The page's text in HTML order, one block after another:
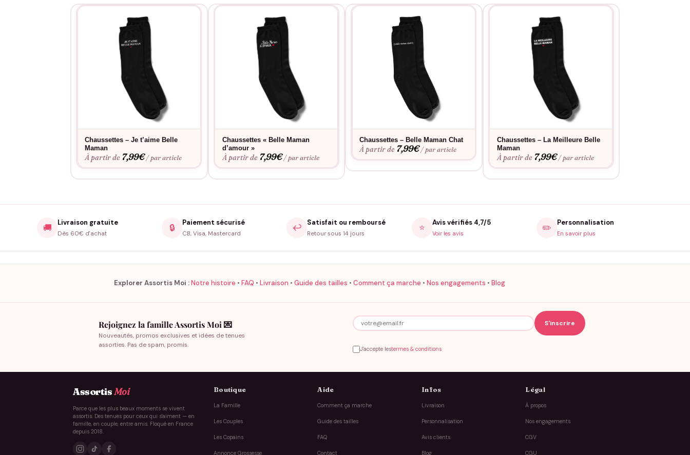
Chaussettes – Je t’aime Belle
Maman
À partir de 7,99€ / par article
Chaussettes « Belle Maman
d’amour »
À partir de 7,99€ / par article
Chaussettes – Belle Maman Chat
À partir de 7,99€ / par article
Chaussettes – La Meilleure Belle
Maman
À partir de 7,99€ / par article
🚚 Livraison gratuite
Dès 60€ d'achat
🔒 Paiement sécurisé
CB, Visa, Mastercard
↩️ Satisfait ou remboursé
Retour sous 14 jours
⭐ Avis vérifiés 4,7/5
Voir les avis ✏️ Personnalisation
En savoir plus
Explorer Assortis Moi :Notre histoire • FAQ • Livraison • Guide des tailles • Comment ça marche • Nos engagements • Blog
Rejoignez la famille Assortis Moi 💌
Nouveautés, promos exclusives et idées de tenues
assorties. Pas de spam, promis.
J'accepte lestermes & conditions
AssortisMoi
Parce que les plus beaux moments se vivent
assortis. Des tenues pour ceux qui s'aiment — en
famille, en couple, entre amis. Floqué en France
depuis 2018.
Boutique
La Famille
Les Couples
Les Copains
Annonce Grossesse
Aide
Comment ça marche
Guide des tailles
FAQ
Contact
Infos
Livraison
Personnalisation
Avis clients
Blog
Légal
À propos
Nos engagements
CGV
CGU